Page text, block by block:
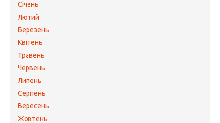
Січень
Лютий
Березень
Квітень
Травень
Червень
Липень
Серпень
Вересень
Жовтень